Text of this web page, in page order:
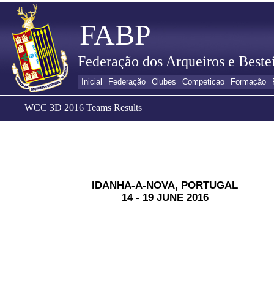
FABP
Federação dos Arqueiros e
WCC 3D 2016 Teams Results
IDANHA-A-NOVA, PORTUGAL
14 - 19 JUNE 2016
Inicial Federação Clubes Competicao Formação